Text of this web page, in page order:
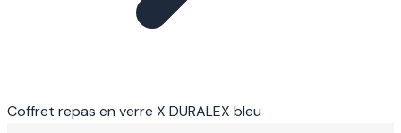
Coffret repas en verre X DURALEX bleu